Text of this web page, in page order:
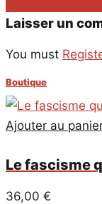
Laisser un
You must
Boutique
Ajouter au
Le fascisme
36,00 €